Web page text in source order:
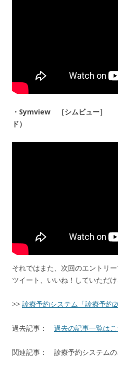
・Symview ［シムビュー
ド）
それではまた、次回のエントリー
ツイート、いいね！していただけ
>> 診療予約システム「診療予約
過去記事： 過去の記事一覧はこ
関連記事： 診療予約システム